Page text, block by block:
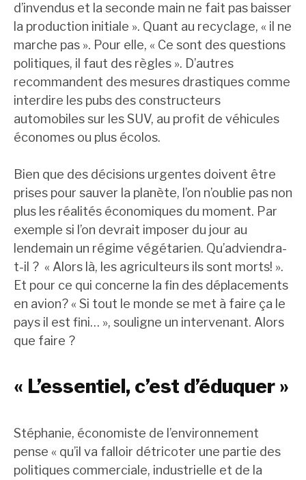
d’invendus et la seconde main ne fait pas baisser
la production initiale ». Quant au recyclage, « il ne
marche pas ». Pour elle, « Ce sont des questions
politiques, il faut des règles ». D’autres
recommandent des mesures drastiques comme
interdire les pubs des constructeurs
automobiles sur les SUV, au profit de véhicules
économes ou plus écolos.
Bien que des décisions urgentes doivent être
prises pour sauver la planète, l’on n’oublie pas non
plus les réalités économiques du moment. Par
exemple si l’on devrait imposer du jour au
lendemain un régime végétarien. Qu’adviendra-
t-il ? « Alors là, les agriculteurs ils sont morts! ».
Et pour ce qui concerne la fin des déplacements
en avion? « Si tout le monde se met à faire ça le
pays il est fini… », souligne un intervenant. Alors
que faire ?
« L’essentiel, c’est d’éduquer »
Stéphanie, économiste de l’environnement
pense « qu’il va falloir détricoter une partie des
politiques commerciale, industrielle et de la